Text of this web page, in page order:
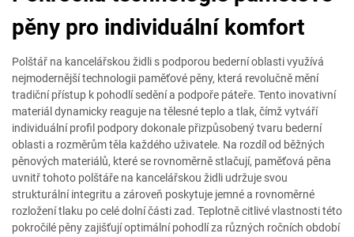
pěny pro individuální komfort
Polštář na kancelářskou židli s podporou bederní oblasti využívá
nejmodernější technologii paměťové pěny, která revolučně mění
tradiční přístup k pohodlí sedění a podpoře páteře. Tento inovativní
materiál dynamicky reaguje na tělesné teplo a tlak, čímž vytváří
individuální profil podpory dokonale přizpůsobený tvaru bederní
oblasti a rozměrům těla každého uživatele. Na rozdíl od běžných
pěnových materiálů, které se rovnoměrně stlačují, paměťová pěna
uvnitř tohoto polštáře na kancelářskou židli udržuje svou
strukturální integritu a zároveň poskytuje jemné a rovnoměrné
rozložení tlaku po celé dolní části zad. Teplotně citlivé vlastnosti této
pokročilé pěny zajišťují optimální pohodlí za různých ročních období